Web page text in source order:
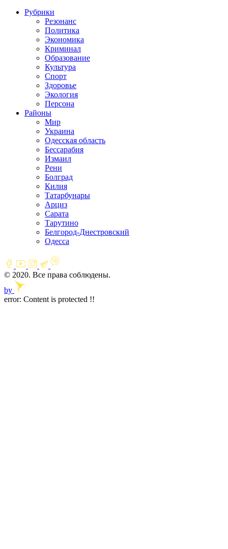
Рубрики
Резонанс
Политика
Экономика
Криминал
Образование
Культура
Спорт
Здоровье
Экология
Персона
Районы
Мир
Украина
Одесская область
Бессарабия
Измаил
Рени
Болград
Килия
Татарбунары
Арциз
Сарата
Тарутино
Белгород-Днестровский
Одесса
© 2020. Все права соблюдены.
by
error: Content is protected !!